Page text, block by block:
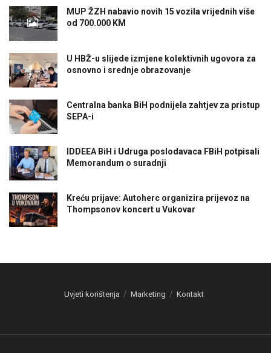
MUP ŽZH nabavio novih 15 vozila vrijednih više
od 700.000 KM
U HBŽ-u slijede izmjene kolektivnih ugovora za
osnovno i srednje obrazovanje
Centralna banka BiH podnijela zahtjev za pristup
SEPA-i
IDDEEA BiH i Udruga poslodavaca FBiH potpisali
Memorandum o suradnji
Kreću prijave: Autoherc organizira prijevoz na
Thompsonov koncert u Vukovar
Uvjeti korištenja Marketing Kontakt